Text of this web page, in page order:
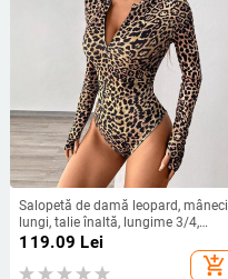
Salopetă de damă leopard, mâneci
lungi, talie înaltă, lungime 3/4,
poliester-elastan microelastic
119.09 Lei
add_shopping_cart